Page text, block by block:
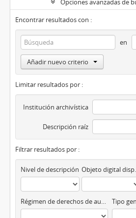
Opciones avanzadas de
Encontrar resultados con :
en
Añadir nuevo criterio
Limitar resultados por :
Institución archivística
Descripción raíz
Filtrar resultados por :
Nivel de descripción
Régimen de derechos de autor Tipo